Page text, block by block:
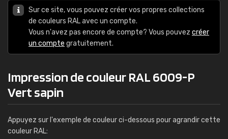
Sur ce site, vous pouvez créer vos propres collections
de couleurs RAL avec un compte.
Vous n'avez pas encore de compte? Vous pouvez créer
un compte gratuitement.
Impression de couleur RAL 6009-P
Vert sapin
Appuyez sur l'exemple de couleur ci-dessous pour agrandir cette
couleur RAL: